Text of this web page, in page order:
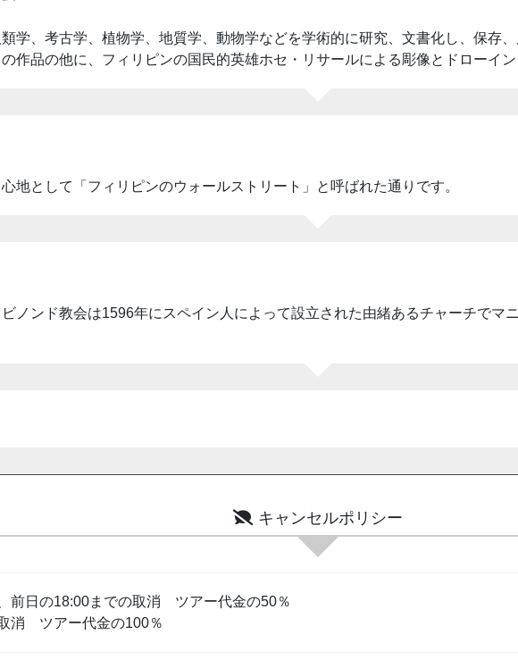
学、考古学、植物学、地質学、動物学などを学術的に研究、文書化し、保存
作品の他に、フィリピンの国民的英雄ホセ・リサールによる彫像とドローイ
地として「フィリピンのウォールストリート」と呼ばれた通りです。
ノンド教会は1596年にスペイン人によって設立された由緒あるチャーチでマ
キャンセルポリシー
前日の18:00までの取消 ツアー代金の50％
消 ツアー代金の100％